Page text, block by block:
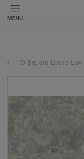
MENU
iD Square Loose-Lay